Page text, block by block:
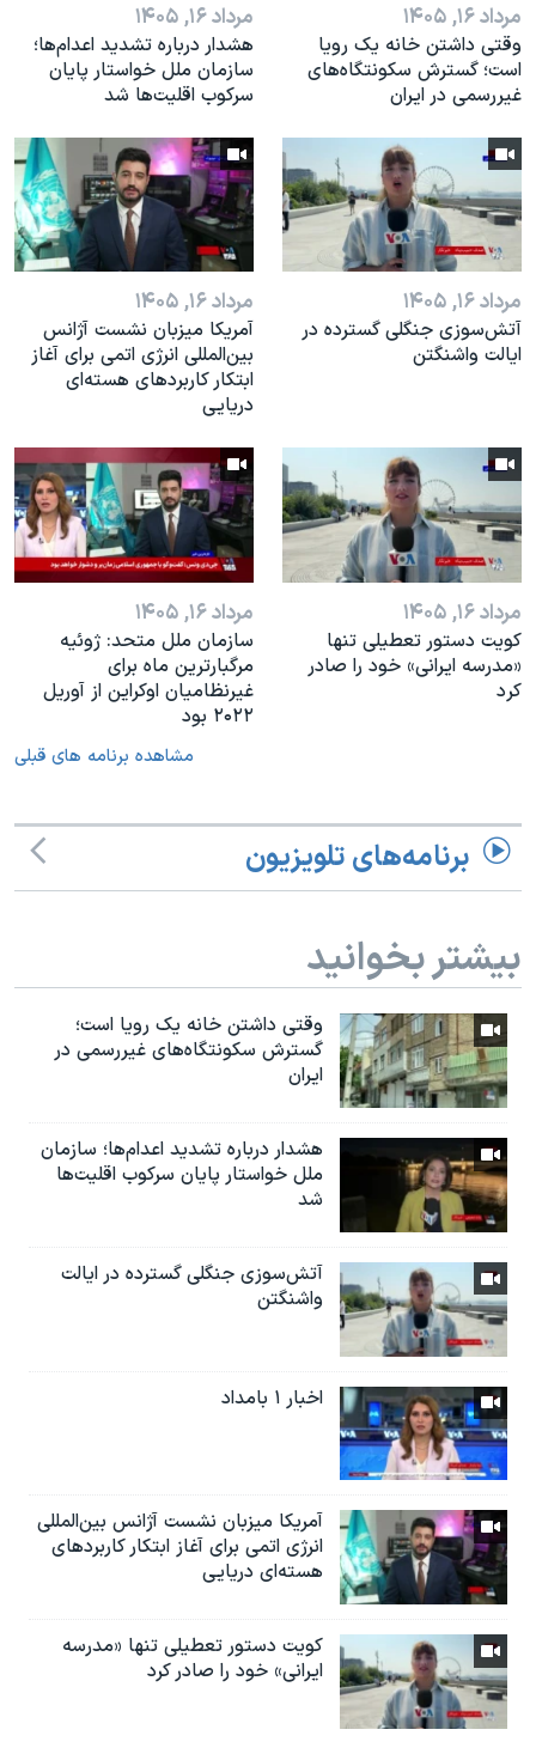
مرداد ۱۶, ۱۴۰۵
وقتی داشتن خانه یک رویا
است؛ گسترش سکونتگاه‌های
غیررسمی در ایران
مرداد ۱۶, ۱۴۰۵
هشدار درباره تشدید اعدام‌ها؛
سازمان ملل خواستار پایان
سرکوب اقلیت‌ها شد
مرداد ۱۶, ۱۴۰۵
آتش‌سوزی جنگلی گسترده در
ایالت واشنگتن
مرداد ۱۶, ۱۴۰۵
آمریکا میزبان نشست آژانس
بین‌المللی انرژی اتمی برای آغاز
ابتکار کاربردهای هسته‌ای
دریایی
مرداد ۱۶, ۱۴۰۵
کویت دستور تعطیلی تنها
«مدرسه ایرانی» خود را صادر
کرد
مرداد ۱۶, ۱۴۰۵
سازمان ملل متحد: ژوئیه
مرگبارترین ماه برای
غیرنظامیان اوکراین از آوریل
۲۰۲۲ بود
مشاهده برنامه های قبلی
برنامه‌های تلویزیون
بیشتر بخوانید
وقتی داشتن خانه یک رویا است؛
گسترش سکونتگاه‌های غیررسمی در
ایران
هشدار درباره تشدید اعدام‌ها؛ سازمان
ملل خواستار پایان سرکوب اقلیت‌ها
شد
آتش‌سوزی جنگلی گسترده در ایالت
واشنگتن
اخبار ۱ بامداد
آمریکا میزبان نشست آژانس بین‌المللی
انرژی اتمی برای آغاز ابتکار کاربردهای
هسته‌ای دریایی
کویت دستور تعطیلی تنها «مدرسه
ایرانی» خود را صادر کرد